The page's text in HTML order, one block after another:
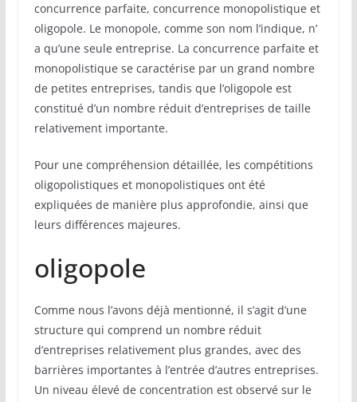
concurrence parfaite, concurrence monopolistique et
oligopole. Le monopole, comme son nom l’indique, n’
a qu’une seule entreprise. La concurrence parfaite et
monopolistique se caractérise par un grand nombre
de petites entreprises, tandis que l’oligopole est
constitué d’un nombre réduit d’entreprises de taille
relativement importante.
Pour une compréhension détaillée, les compétitions
oligopolistiques et monopolistiques ont été
expliquées de manière plus approfondie, ainsi que
leurs différences majeures.
oligopole
Comme nous l’avons déjà mentionné, il s’agit d’une
structure qui comprend un nombre réduit
d’entreprises relativement plus grandes, avec des
barrières importantes à l’entrée d’autres entreprises.
Un niveau élevé de concentration est observé sur le